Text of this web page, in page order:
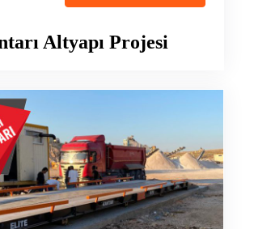
Altyapı Projesi